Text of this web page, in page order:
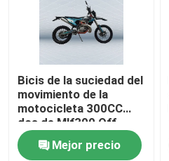
Bicis de la suciedad del
movimiento de la
motocicleta 300CC
dos de Mlf300 Off
Road con el sistema
eléctrico del comienzo
Mejor precio